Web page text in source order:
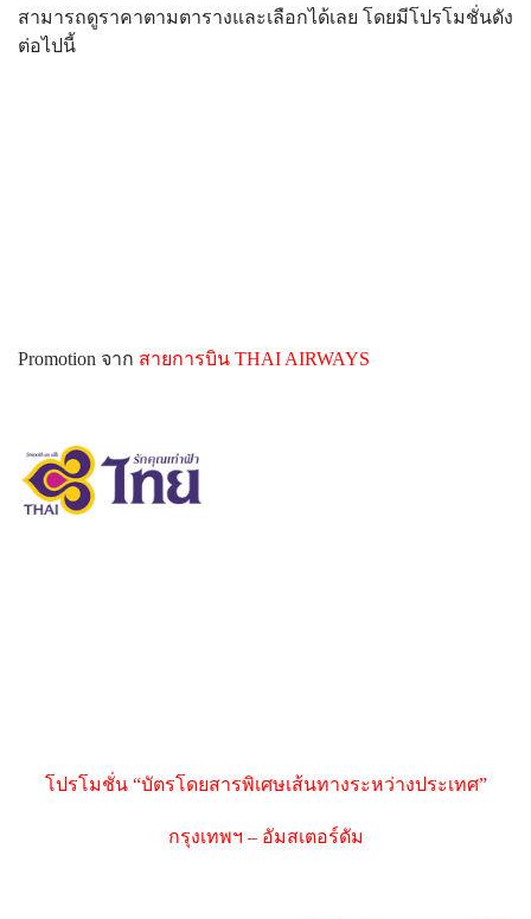
สามารถดูราคาตามตารางและเลือกได้เลย โดยมีโปรโมชั่นดัง
ต่อไปนี้
Promotion จาก สายการบิน THAI AIRWAYS
โปรโมชั่น “บัตรโดยสารพิเศษเส้นทางระหว่างประเทศ”
กรุงเทพฯ – อัมสเตอร์ดัม